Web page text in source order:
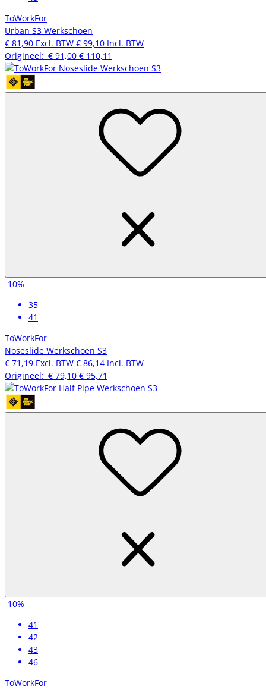
ToWorkFor
Urban S3 Werkschoen
€ 81,90 Excl. BTW € 99,10 Incl. BTW
Origineel: € 91,00 € 110,11
-10%
35
41
ToWorkFor
Noseslide Werkschoen S3
€ 71,19 Excl. BTW € 86,14 Incl. BTW
Origineel: € 79,10 € 95,71
-10%
41
42
43
46
ToWorkFor